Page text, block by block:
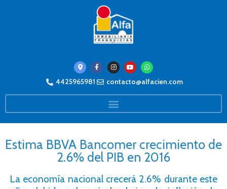
4425965981 contacto@alfacien.com
Estima BBVA Bancomer crecimiento de
2.6% del PIB en 2016
La economía nacional crecerá 2.6% durante este